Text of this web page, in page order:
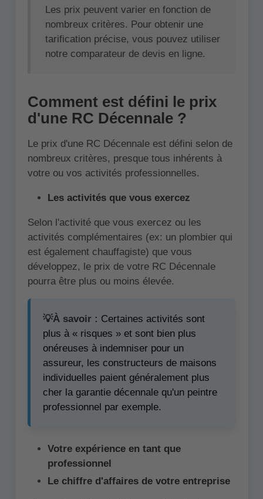
Les prix peuvent varier en fonction de
nombreux critères. Pour obtenir une
tarification précise, vous pouvez utiliser
notre comparateur de devis en ligne.
Comment est défini le prix
d'une RC Décennale ?
Le prix d'une RC Décennale est défini selon de
nombreux critères, presque tous inhérents à
votre ou vos activités professionnelles.
Les activités que vous exercez
Selon l'activité que vous exercez ou les
activités complémentaires (ex: un plombier qui
est également chauffagiste) que vous
développez, le prix de votre RC Décennale
pourra être plus ou moins élevée.
💡À savoir : Certaines activités sont
plus à « risques » et sont bien plus
onéreuses à indemniser pour un
assureur, les constructeurs de maisons
individuelles paient généralement plus
cher la garantie décennale qu'un peintre
professionnel par exemple.
Votre expérience en tant que
professionnel
Le chiffre d'affaires de votre entreprise